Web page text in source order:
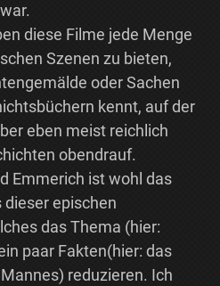
diese Filme jede Menge
Szenen zu bieten,
oder Sachen
kennt, auf der
eben meist reichlich
obendrauf.
Emmerich ist wohl das
dieser epischen
das Thema (hier:
paar Fakten(hier: das
reduzieren. Ich